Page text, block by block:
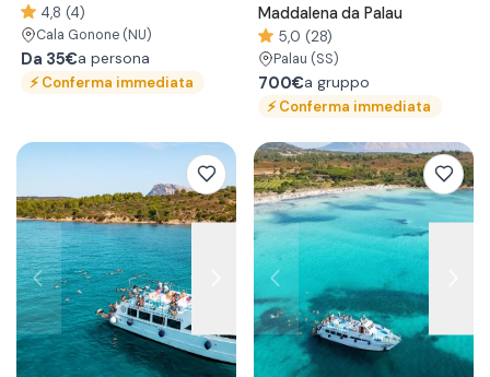
4,8 (4)
Cala Gonone (NU)
Da 35€a persona
⚡Conferma immediata
Maddalena da Palau
5,0 (28)
Palau (SS)
700€a gruppo
⚡Conferma immediata